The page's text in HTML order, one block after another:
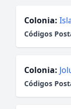
Colonia:
Códigos
Colonia:
Códigos